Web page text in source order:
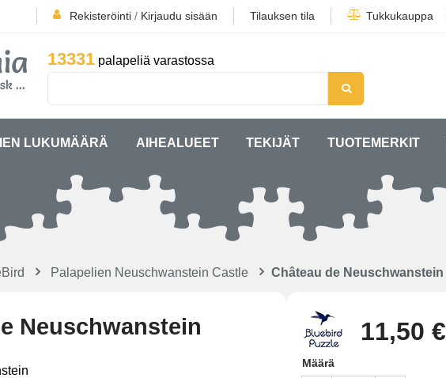
Rekisteröinti / Kirjaudu sisään Tilauksen tila Tukkukauppa
13331 palapeliä varastossa
LUKUMÄÄRÄ AIHEALUEET TEKIJÄT TUOTEMERKIT
Palapelien Neuschwanstein Castle Château de Neuschwanstein
Neuschwanstein 11,50 €
Määrä